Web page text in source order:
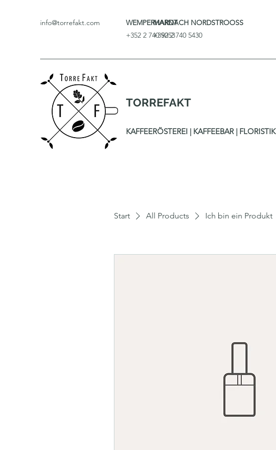
info@torrefakt.com
WEMPERHARDT
+352 2 740 9053
MARNACH NORDSTROOSS
+352 2 740 5430
TORREFAKT
KAFFEERÖSTEREI | KAFFEEBAR | FLORISTIK
Start All Products Ich bin ein Produkt